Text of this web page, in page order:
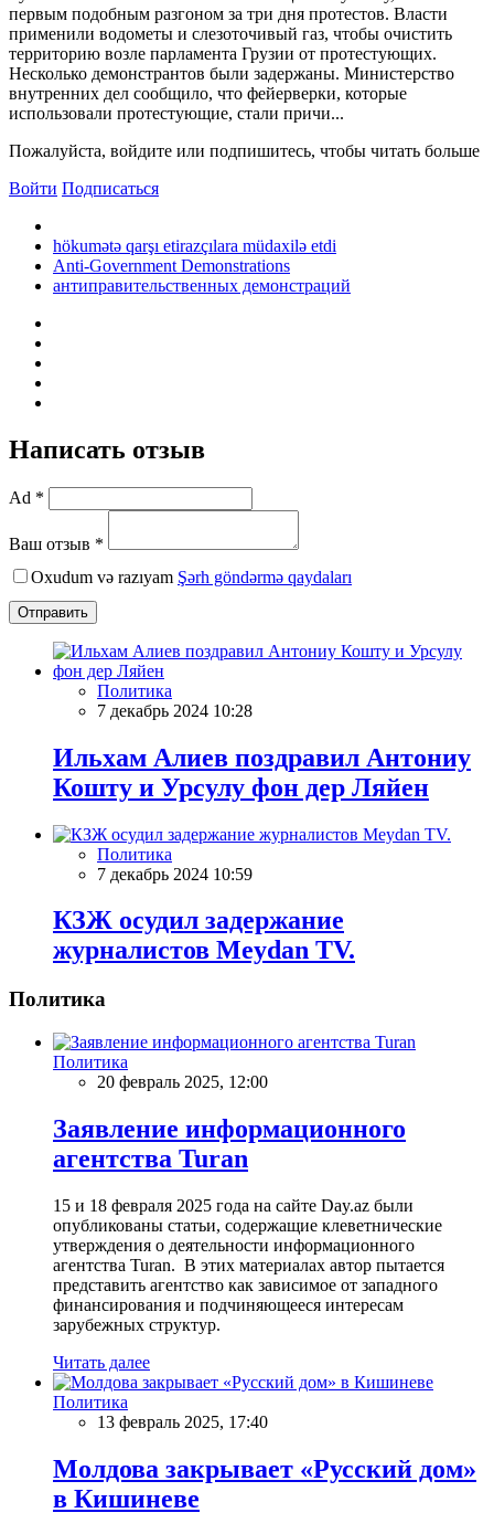
первым подобным разгоном за три дня протестов. Власти
применили водометы и слезоточивый газ, чтобы очистить
территорию возле парламента Грузии от протестующих.
Несколько демонстрантов были задержаны. Министерство
внутренних дел сообщило, что фейерверки, которые
использовали протестующие, стали причи...
Пожалуйста, войдите или подпишитесь, чтобы читать больше
Войти Подписаться
hökumətə qarşı etirazçılara müdaxilə etdi
Anti-Government Demonstrations
антиправительственных демонстраций
Написать отзыв
Ad *
Ваш отзыв *
Oxudum və razıyam Şərh göndərmə qaydaları
Отправить
Политика
7 декабрь 2024 10:28
Ильхам Алиев поздравил Антониу
Кошту и Урсулу фон дер Ляйен
Политика
7 декабрь 2024 10:59
КЗЖ осудил задержание
журналистов Meydan TV.
Политика
Политика
20 февраль 2025, 12:00
Заявление информационного
агентства Turan
15 и 18 февраля 2025 года на сайте Day.az были
опубликованы статьи, содержащие клеветнические
утверждения о деятельности информационного
агентства Turan. В этих материалах автор пытается
представить агентство как зависимое от западного
финансирования и подчиняющееся интересам
зарубежных структур.
Читать далее
Политика
13 февраль 2025, 17:40
Молдова закрывает «Русский дом»
в Кишиневе